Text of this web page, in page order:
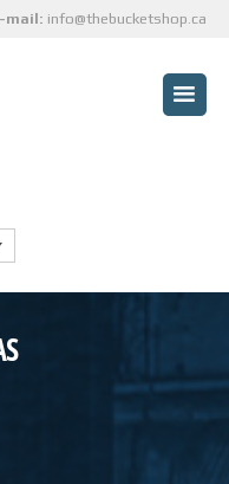
mail: info@thebucketshop.ca
PARA CLIENTES
DE CAMIÓN
PROYECTOS A LA MEDIDA